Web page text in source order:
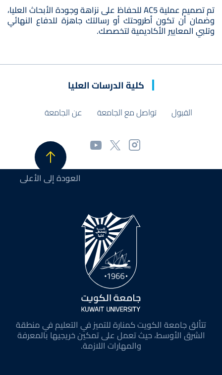
تم تصميم عملية AC5 للحفاظ على نزاهة وجودة الأبحاث العليا،
وضمان أن تكون أطروحتك أو رسالتك جاهزة للدفاع النهائي
وتلبي المعايير الأكاديمية لتخصصك.
كلية الدرسات العليا
القبول تواصل مع الجامعة عن الجامعة
العودة إلى الأعلى
تتألق جامعة الكويت كمنارة للتميز في التعليم في منطقة
الشرق الأوسط، حيث تعمل على تمكين خريجيها بالمعرفة
والمهارات اللازمة.